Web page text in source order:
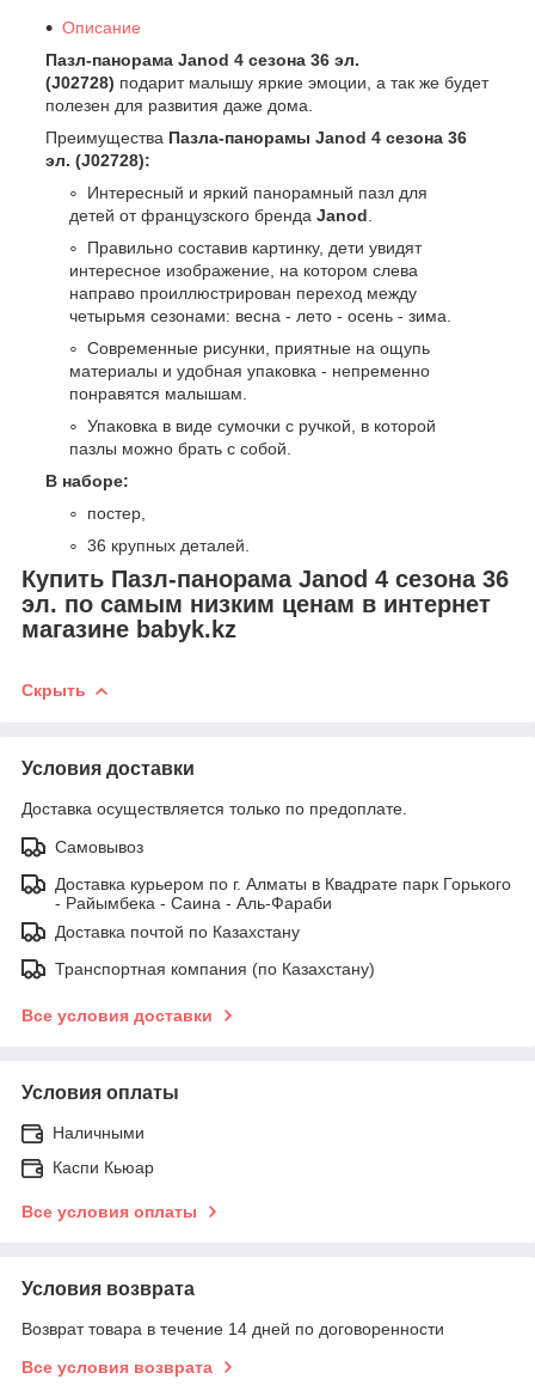
Описание
Пазл-панорама Janod 4 сезона 36 эл.
(J02728) подарит малышу яркие эмоции, а так же будет
полезен для развития даже дома.
Преимущества Пазла-панорамы Janod 4 сезона 36
эл. (J02728):
Интересный и яркий панорамный пазл для
детей от французского бренда Janod.
Правильно составив картинку, дети увидят
интересное изображение, на котором слева
направо проиллюстрирован переход между
четырьмя сезонами: весна - лето - осень - зима.
Современные рисунки, приятные на ощупь
материалы и удобная упаковка - непременно
понравятся малышам.
Упаковка в виде сумочки с ручкой, в которой
пазлы можно брать с собой.
В наборе:
постер,
36 крупных деталей.
Купить Пазл-панорама Janod 4 сезона 36
эл. по самым низким ценам в интернет
магазине babyk.kz
Скрыть
Условия доставки
Доставка осуществляется только по предоплате.
Самовывоз
Доставка курьером по г. Алматы в Квадрате парк Горького
- Райымбека - Саина - Аль-Фараби
Доставка почтой по Казахстану
Транспортная компания (по Казахстану)
Все условия доставки
Условия оплаты
Наличными
Каспи Кьюар
Все условия оплаты
Условия возврата
Возврат товара в течение 14 дней по договоренности
Все условия возврата